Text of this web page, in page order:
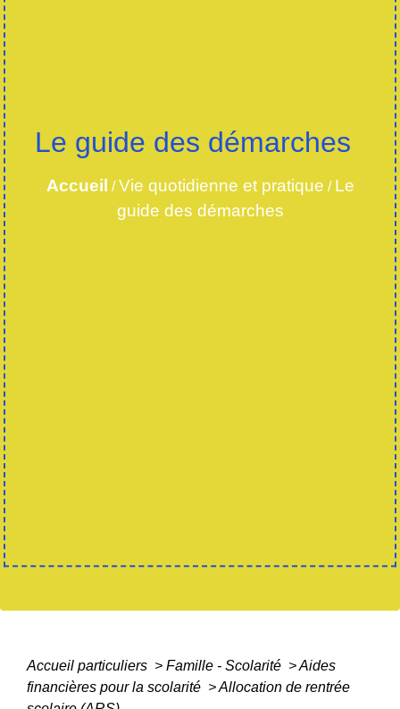
Le guide des démarches
Accueil /Vie quotidienne et pratique / Le
guide des démarches
Accueil particuliers > Famille - Scolarité >Aides
financières pour la scolarité >Allocation de rentrée